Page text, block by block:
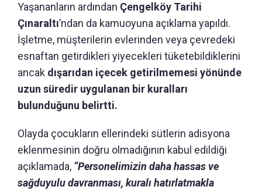
Yaşananların ardından Çengelköy Tarihi
Çınaraltı’ndan da kamuoyuna açıklama yapıldı.
İşletme, müşterilerin evlerinden veya çevredeki
esnaftan getirdikleri yiyecekleri tüketebildiklerini
ancak dışarıdan içecek getirilmemesi yönünde
uzun süredir uygulanan bir kuralları
bulunduğunu belirtti.
Olayda çocukların ellerindeki sütlerin adisyona
eklenmesinin doğru olmadığının kabul edildiği
açıklamada, “Personelimizin daha hassas ve
sağduyulu davranması, kuralı hatırlatmakla